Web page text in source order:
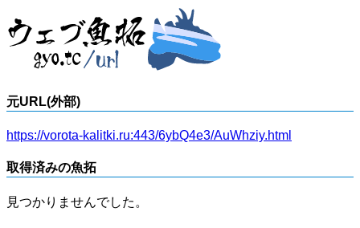
元URL(外部)
https://vorota-kalitki.ru:443/6ybQ4e3/AuWhziy.html
取得済みの魚拓
見つかりませんでした。